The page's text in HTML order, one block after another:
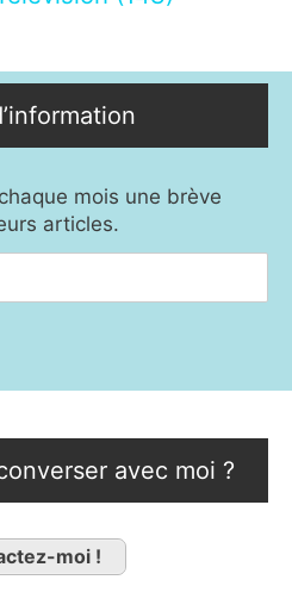
mois une brève
articles.
avec moi ?
moi !